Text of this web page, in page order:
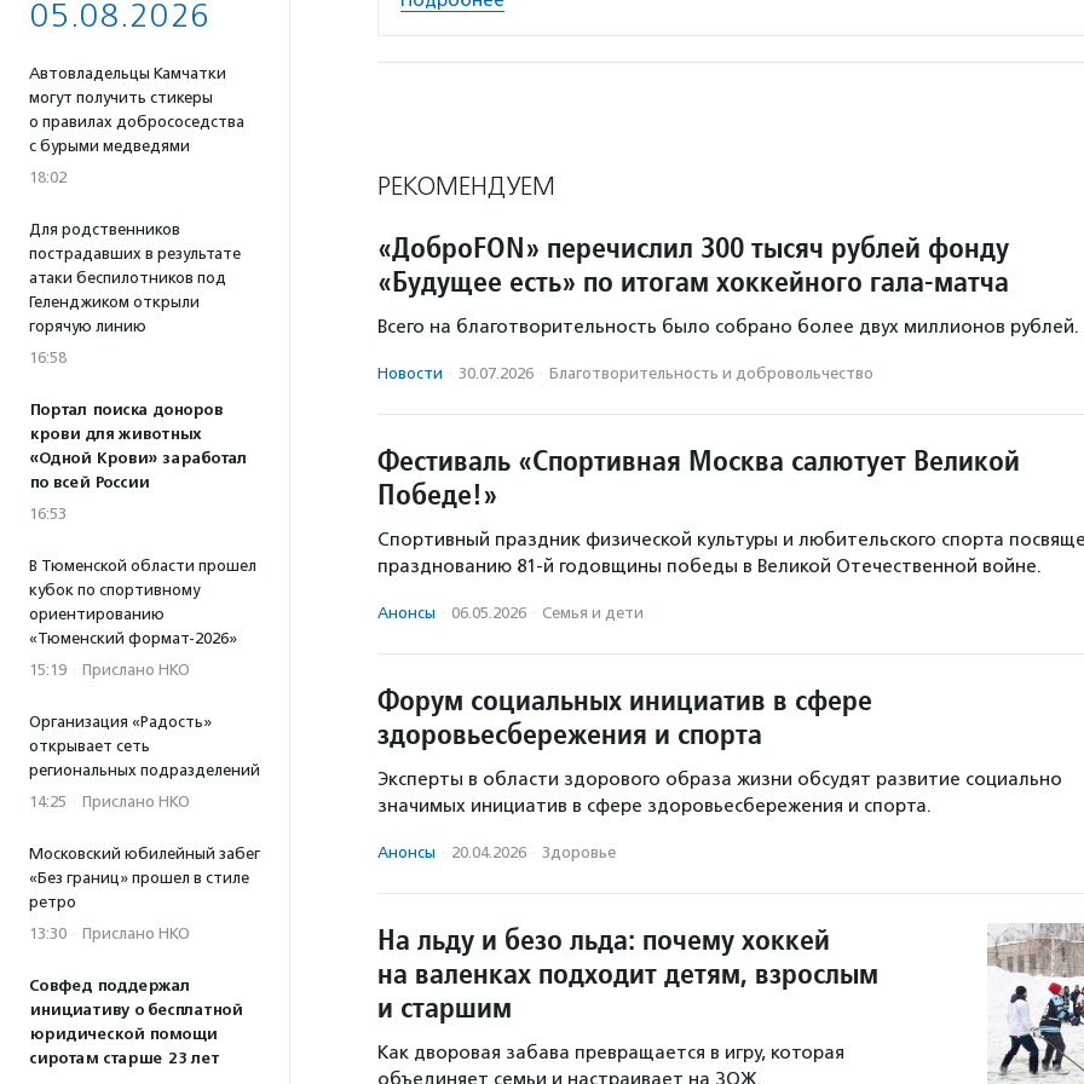
05.08.2026
Автовладельцы Камчатки
могут получить стикеры
о правилах добрососедства
с бурыми медведями
18:02
Для родственников
пострадавших в результате
атаки беспилотников под
Геленджиком открыли
горячую линию
16:58
Портал поиска доноров
крови для животных
«Одной Крови» заработал
по всей России
16:53
В Тюменской области прошел
кубок по спортивному
ориентированию
«Тюменский формат-2026»
15:19 · Прислано НКО
Организация «Радость»
открывает сеть
региональных подразделений
14:25 · Прислано НКО
Московский юбилейный забег
«Без границ» прошел в стиле
ретро
13:30 · Прислано НКО
Совфед поддержал
инициативу о бесплатной
юридической помощи
сиротам старше 23 лет
РЕКОМЕНДУЕМ
«ДоброFON» перечислил 300 тысяч рублей фонду
«Будущее есть» по итогам хоккейного гала-матча
Всего на благотворительность было собрано более двух миллионов рублей.
Новости · 30.07.2026 · Благотвори­тель­ность и доброволь­чест­во
Фестиваль «Спортивная Москва салютует Великой
Победе!»
Спортивный праздник физической культуры и любительского спорта
празднованию 81-й годовщины победы в Великой Отечественной войне.
Анонсы · 06.05.2026 · Семья и дети
Форум социальных инициатив в сфере
здоровьесбережения и спорта
Эксперты в области здорового образа жизни обсудят развитие социально
значимых инициатив в сфере здоровьесбережения и спорта.
Анонсы · 20.04.2026 · Здоровье
На льду и безо льда: почему хоккей
на валенках подходит детям, взрослым
и старшим
Как дворовая забава превращается в игру, которая
объединяет семьи и настраивает на ЗОЖ.